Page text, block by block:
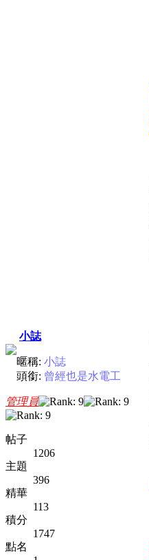
小誌
暱稱: 小誌
頭銜: 曾經也是水電工
管理員
帖子
1206
主題
396
精華
113
積分
1747
點名